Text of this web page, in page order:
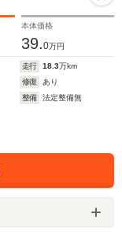
本体価格
39.0万円
走行 18.3万km
修復
あり
整備
法定整備無